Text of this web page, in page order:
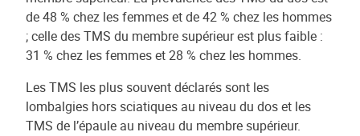
de 48 % chez les femmes et de 42 % chez les hommes
; celle des TMS du membre supérieur est plus faible :
31 % chez les femmes et 28 % chez les hommes.
Les TMS les plus souvent déclarés sont les
lombalgies hors sciatiques au niveau du dos et les
TMS de l’épaule au niveau du membre supérieur.